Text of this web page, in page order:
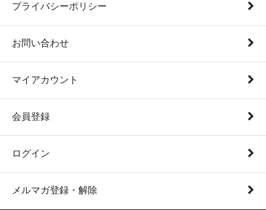
プライバシーポリシー
お問い合わせ
マイアカウント
会員登録
ログイン
メルマガ登録・解除